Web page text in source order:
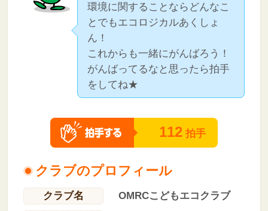
環境に関することならどんなこ
とでもエコロジカルあくしょ
ん！
これからも一緒にがんばろう！
がんばってるなと思ったら拍手
をしてね★
112 拍手
クラブのプロフィール
クラブ名
OMRCこどもエコクラブ